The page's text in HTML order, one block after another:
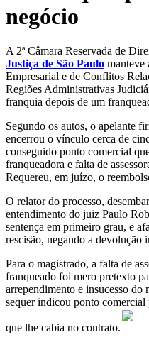
negócio
A 2ª Câmara Reservada de
Justiça de São Paulo manteve
Empresarial e de Conflitos
Regiões Administrativas
franquia depois de um
Segundo os autos, o apelante
encerrou o vínculo cerca de
conseguido ponto comercial
franqueadora e falta de
Requereu, em juízo, o
O relator do processo,
entendimento do juiz Paulo
sentença em primeiro grau, e
rescisão, negando a devolução
Para o magistrado, a falta de
franqueado foi mero pretexto
arrependimento e insucesso do
sequer indicou ponto comercial
que lhe cabia no contrato.